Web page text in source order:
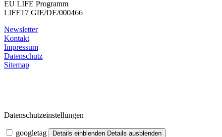
EU LIFE Programm
LIFE17 GIE/DE/000466
Newsletter
Kontakt
Impressum
Datenschutz
Sitemap
Datenschutzeinstellungen
googletag Details einblenden Details ausblenden